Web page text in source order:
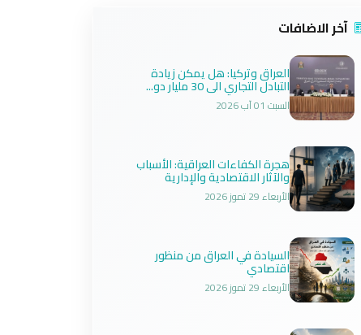
آخر الاضافات
العراق وتركيا: هل يمكن زيادة
التبادل التجاري الى 30 مليار دو...
السبت 01 آب 2026
هجرة الكفاءات العراقية: الأسباب
والآثار الاقتصادية والإدارية
الأربعاء 29 تموز 2026
السيادة في العراق من منظور
اقتصادي
الأربعاء 29 تموز 2026